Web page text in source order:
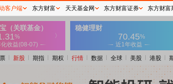
新股 期指 期权 行情 数据 全球 美股 港股
客户端 东方财富 天天基金网 东方财富证券 东方财富